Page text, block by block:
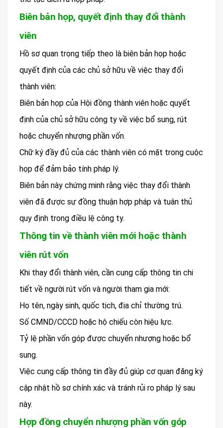
Biên bản họp, quyết định thay đổi thành
viên
Hồ sơ quan trọng tiếp theo là biên bản họp hoặc
quyết định của các chủ sở hữu về việc thay đổi
thành viên:
Biên bản họp của Hội đồng thành viên hoặc quyết
định của chủ sở hữu công ty về việc bổ sung, rút
hoặc chuyển nhượng phần vốn.
Chữ ký đầy đủ của các thành viên có mặt trong cuộc
họp để đảm bảo tính pháp lý.
Biên bản này chứng minh rằng việc thay đổi thành
viên đã được sự đồng thuận hợp pháp và tuân thủ
quy định trong điều lệ công ty.
Thông tin về thành viên mới hoặc thành
viên rút vốn
Khi thay đổi thành viên, cần cung cấp thông tin chi
tiết về người rút vốn và người tham gia mới:
Họ tên, ngày sinh, quốc tịch, địa chỉ thường trú.
Số CMND/CCCD hoặc hộ chiếu còn hiệu lực.
Tỷ lệ phần vốn góp được chuyển nhượng hoặc bổ
sung.
Việc cung cấp thông tin đầy đủ giúp cơ quan đăng ký
cập nhật hồ sơ chính xác và tránh rủi ro pháp lý sau
này.
Hợp đồng chuyển nhượng phần vốn góp